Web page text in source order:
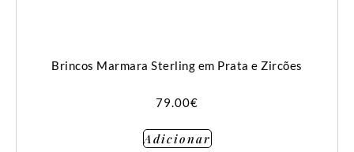
Brincos Marmara Sterling em Prata e Zircões
79.00€
Adicionar